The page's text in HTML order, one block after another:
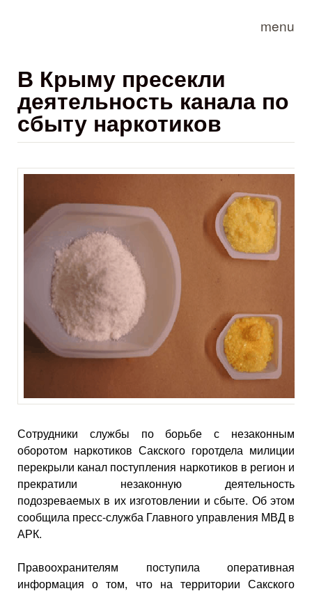
menu
В Крыму пресекли
деятельность канала по
сбыту наркотиков
Сотрудники службы по борьбе с незаконным
оборотом наркотиков Сакского горотдела милиции
перекрыли канал поступления наркотиков в регион и
прекратили незаконную деятельность
подозреваемых в их изготовлении и сбыте. Об этом
сообщила пресс-служба Главного управления МВД в
АРК.
Правоохранителям поступила оперативная
информация о том, что на территории Сакского